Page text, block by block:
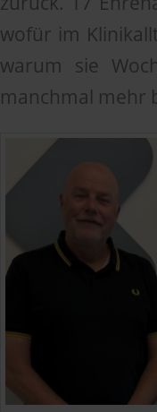
wofür im
warum sie
manchmal mehr